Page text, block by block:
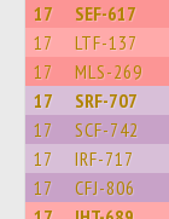
17 SEF-617
17 LTF-137
17 MLS-269
17 SRF-707
17 SCF-742
17 IRF-717
17 CFJ-806